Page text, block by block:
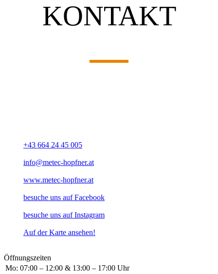
KONTAKT
+43 664 24 45 005
info@metec-hopfner.at
www.metec-hopfner.at
besuche uns auf Facebook
besuche uns auf Instagram
Auf der Karte ansehen!
Öffnungszeiten
Mo: 07:00 – 12:00 & 13:00 – 17:00 Uhr